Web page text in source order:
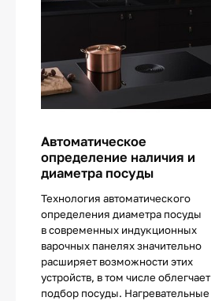
Автоматическое
определение наличия и
диаметра посуды
Технология автоматического
определения диаметра посуды
в современных индукционных
варочных панелях значительно
расширяет возможности этих
устройств, в том числе облегчает
подбор посуды. Нагревательные